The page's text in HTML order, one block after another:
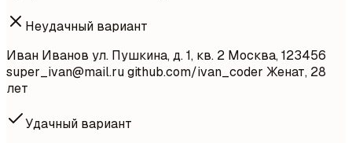
Неудачный вариант
Иван Иванов ул. Пушкина, д. 1, кв. 2 Москва, 123456
super_ivan@mail.rugithub.com/ivan_coder Женат, 28
лет
Удачный вариант